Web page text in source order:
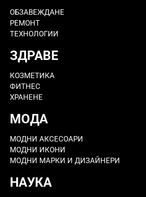
ОБЗАВЕЖДАНЕ
РЕМОНТ
ТЕХНОЛОГИИ
ЗДРАВЕ
КОЗМЕТИКА
ФИТНЕС
ХРАНЕНЕ
МОДА
МОДНИ АКСЕСОАРИ
МОДНИ ИКОНИ
МОДНИ МАРКИ И ДИЗАЙНЕРИ
НАУКА